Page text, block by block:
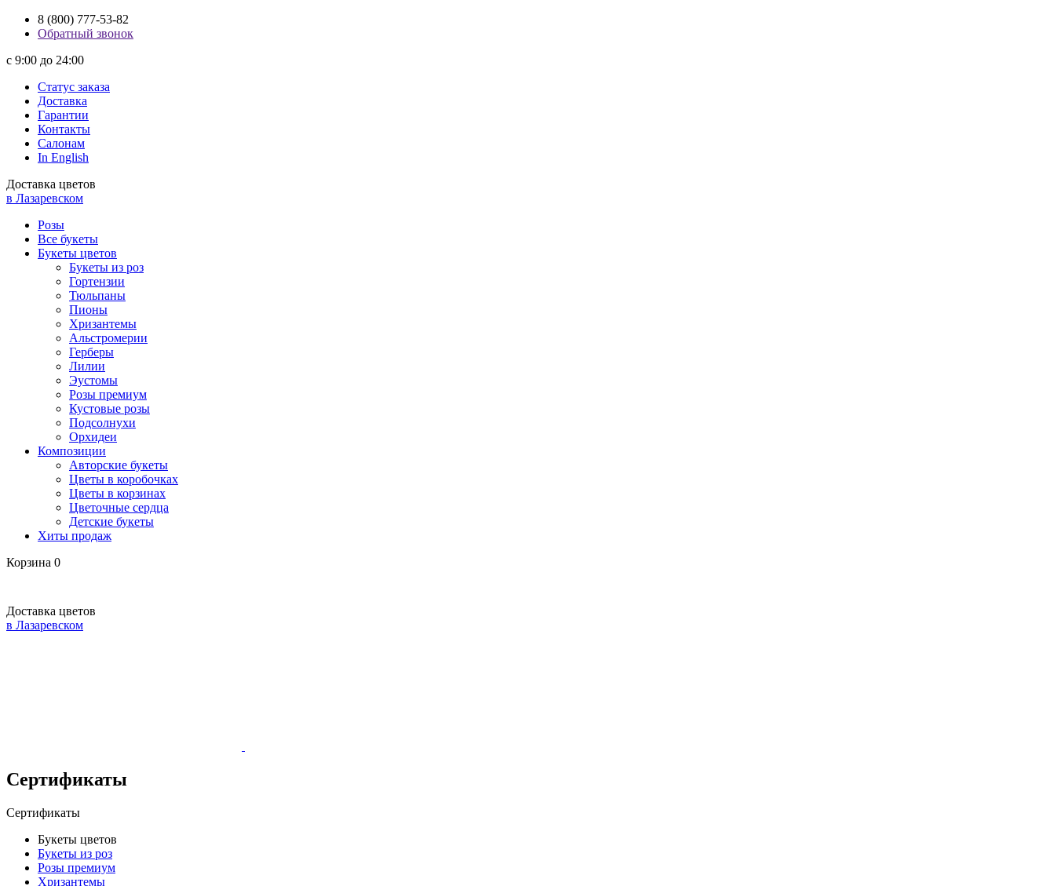
8 (800) 777-53-82
Обратный звонок
с 9:00 до 24:00
Статус заказа
Доставка
Гарантии
Контакты
Салонам
In English
Доставка цветов
в Лазаревском
Розы
Все букеты
Букеты цветов
Букеты из роз
Гортензии
Тюльпаны
Пионы
Хризантемы
Альстромерии
Герберы
Лилии
Эустомы
Розы премиум
Кустовые розы
Подсолнухи
Орхидеи
Композиции
Авторские букеты
Цветы в коробочках
Цветы в корзинах
Цветочные сердца
Детские букеты
Хиты продаж
Корзина 0
Доставка цветов
в Лазаревском
Сертификаты
Сертификаты
Букеты цветов
Букеты из роз
Розы премиум
Хризантемы